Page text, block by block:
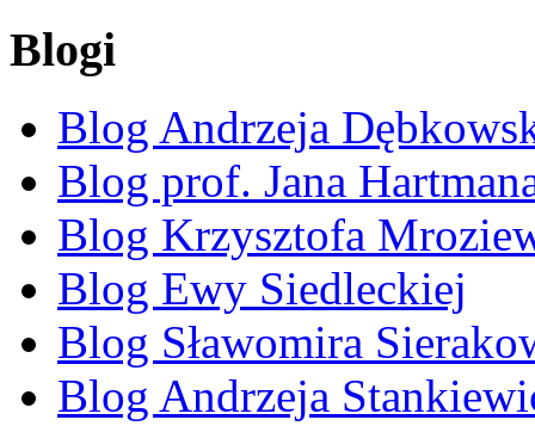
Blogi
Blog Andrzeja
Blog prof. Jana
Blog Krzysztofa
Blog Ewy Siedleckiej
Blog Sławomira
Blog Andrzeja